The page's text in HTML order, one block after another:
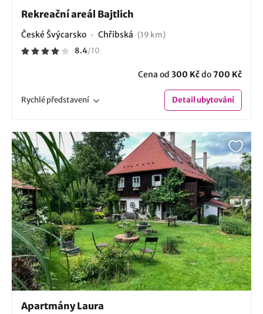
Rekreační areál Bajtlich
České Švýcarsko Chřibská (19 km)
8.4/10
Cena od 300 Kčdo700 Kč
Rychlépředstavení Detailubytování
Apartmány Laura